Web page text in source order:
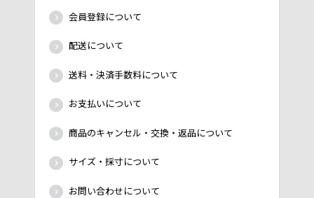
会員登録について
配送について
送料・決済手数料について
お支払いについて
商品のキャンセル・交換・返品について
サイズ・採寸について
お問い合わせについて